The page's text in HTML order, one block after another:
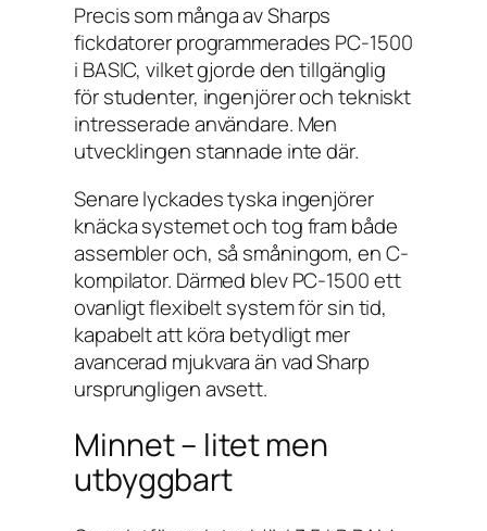
Precis som många av Sharps
fickdatorer programmerades PC-1500
i BASIC, vilket gjorde den tillgänglig
för studenter, ingenjörer och tekniskt
intresserade användare. Men
utvecklingen stannade inte där.
Senare lyckades tyska ingenjörer
knäcka systemet och tog fram både
assembler och, så småningom, en C-
kompilator. Därmed blev PC-1500 ett
ovanligt flexibelt system för sin tid,
kapabelt att köra betydligt mer
avancerad mjukvara än vad Sharp
ursprungligen avsett.
Minnet – litet men
utbyggbart